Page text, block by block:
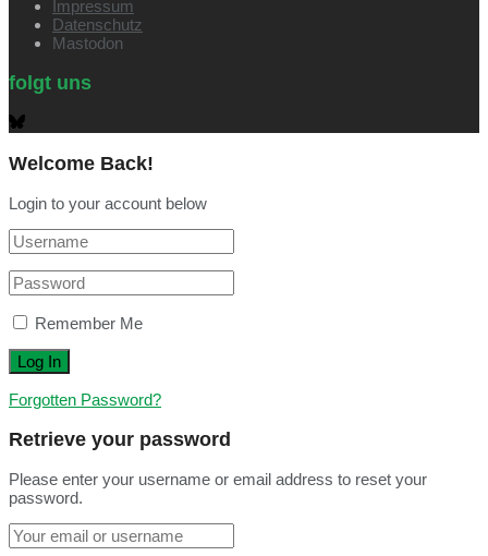
Impressum
Datenschutz
Mastodon
folgt uns
Welcome Back!
Login to your account below
Remember Me
Forgotten Password?
Retrieve your password
Please enter your username or email address to reset your
password.